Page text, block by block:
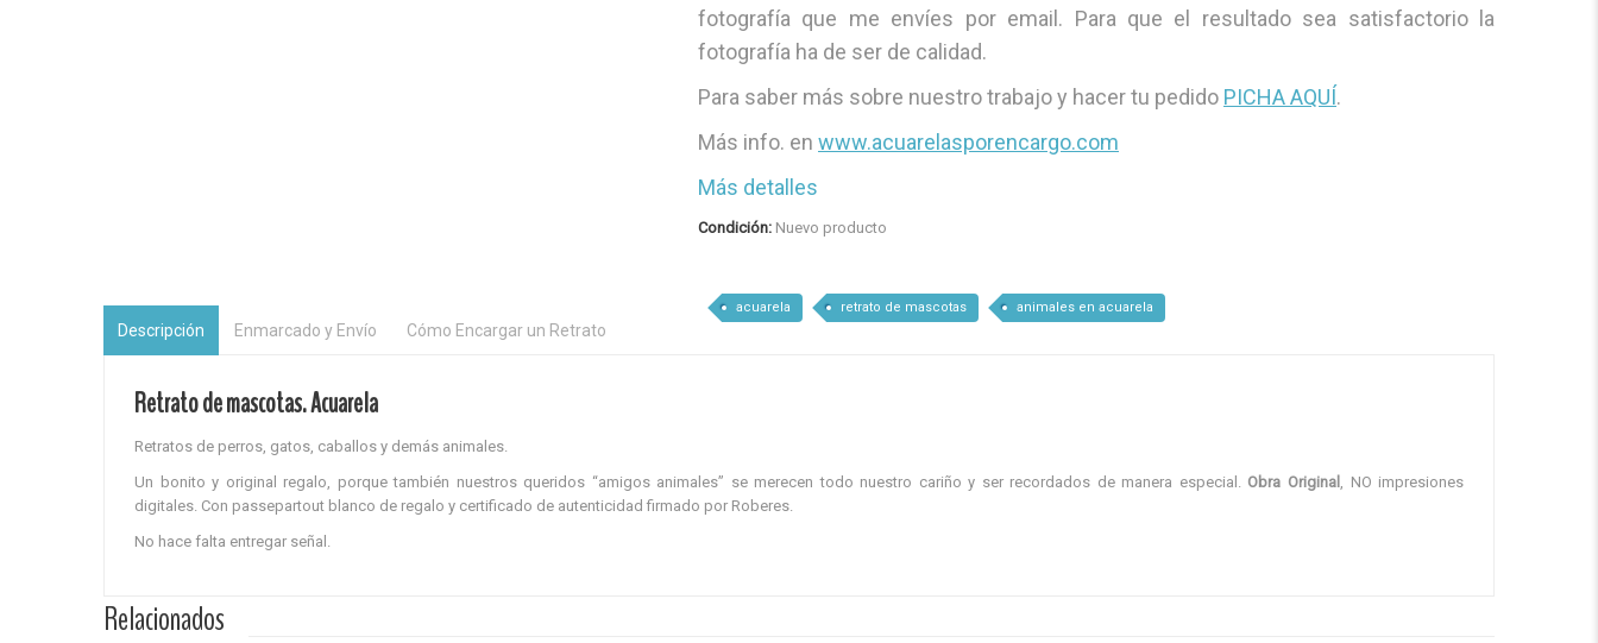
fotografía que me envíes por email. Para que el resultado sea satisfactorio la
fotografía ha de ser de calidad.
Para saber más sobre nuestro trabajo y hacer tu pedido PICHA AQUÍ.
Más info. en www.acuarelasporencargo.com
Más detalles
Condición: Nuevo producto
acuarela retrato de mascotas animales en acuarela
Descripción Enmarcado y Envío Cómo Encargar un Retrato
Retrato de mascotas. Acuarela
Retratos de perros, gatos, caballos y demás animales.
Un bonito y original regalo, porque también nuestros queridos “amigos animales” se merecen todo nuestro cariño y ser recordados de manera especial. Obra Original , NO impresiones
digitales. Con passepartout blanco de regalo y certificado de autenticidadfirmado por Roberes.
No hace falta entregar señal.
Relacionados